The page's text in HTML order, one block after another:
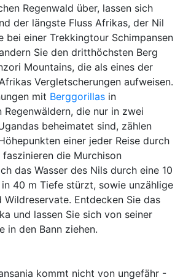
Regenwald über, lassen sich
der längste Fluss Afrikas, der Nil
bei einer Trekkingtour Schimpansen
Sie den dritthöchsten Berg
Mountains, die als eines der
Vergletscherungen aufweisen.
mit Berggorillas in
Regenwäldern, die nur in zwei
beheimatet sind, zählen
einer jeder Reise durch
faszinieren die Murchison
das Wasser des Nils durch eine 10
40 m Tiefe stürzt, sowie unzählige
Wildreservate. Entdecken Sie das
und lassen Sie sich von seiner
in den Bann ziehen.
kommt nicht von ungefähr -